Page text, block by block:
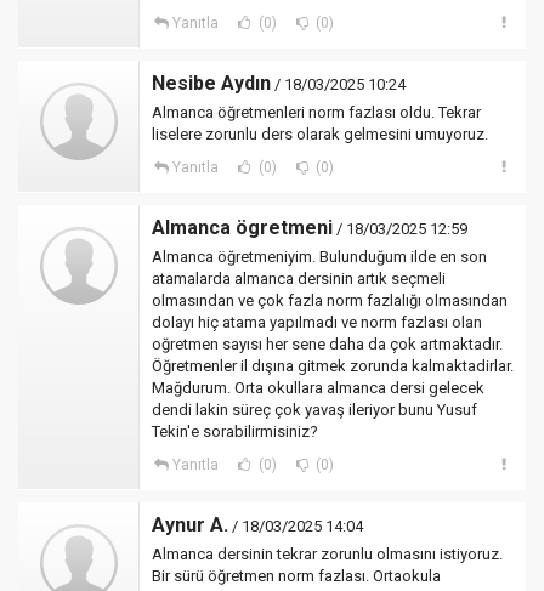
Yanıtla (0) (0)
Nesibe Aydın / 18/03/2025 10:24
Almanca öğretmenleri norm fazlası oldu. Tekrar
liselere zorunlu ders olarak gelmesini umuyoruz.
Yanıtla (0) (0)
Almanca ögretmeni / 18/03/2025 12:59
Almanca öğretmeniyim. Bulunduğum ilde en son
atamalarda almanca dersinin artık seçmeli
olmasından ve çok fazla norm fazlalığı olmasından
dolayı hiç atama yapılmadı ve norm fazlası olan
oğretmen sayısı her sene daha da çok artmaktadır.
Öğretmenler il dışına gitmek zorunda kalmaktadirlar.
Mağdurum. Orta okullara almanca dersi gelecek
dendi lakin süreç çok yavaş ileriyor bunu Yusuf
Tekin'e sorabilirmisiniz?
Yanıtla (0) (0)
Aynur A. / 18/03/2025 14:04
Almanca dersinin tekrar zorunlu olmasını istiyoruz.
Bir sürü öğretmen norm fazlası. Ortaokula